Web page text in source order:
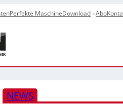
Perfekte MaschineDownload Abo
NEWS